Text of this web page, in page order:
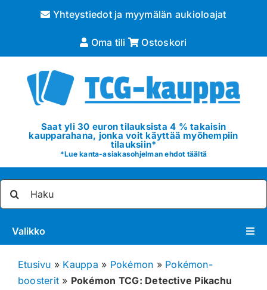
Yhteystiedot ja myymälän aukioloajat
Oma tili Ostoskori
Saat yli 30 euron tilauksista 4 % takaisin
kaupparahana, jonka voit käyttää myöhempiin
tilauksiin*
*Lue kanta-asiakasohjelman ehdot täältä
Valikko
Pokémon
Etusivu » Kauppa » Pokémon » Pokémon-
boosterit » Pokémon TCG: Detective Pikachu